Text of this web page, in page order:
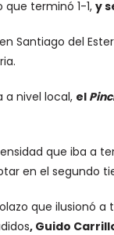
terminó 1-1, y
Santiago del
a nivel local, el
que iba a
en el segundo
que ilusionó
, Guido